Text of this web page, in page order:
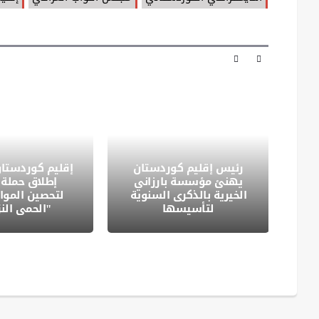
إقليم
إطلاق
لتحصين
"الحمى
رئيس إقليم كوردستان
يهنئ مؤسسة بارزاني
الخيرية بالذكرى السنوية
لتأسيسها